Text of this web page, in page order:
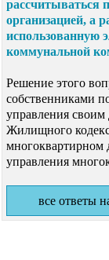
рассчитываться
организацией, а
использованную
коммунальной
Решение этого
собственниками
управления своим
Жилищного
многоквартирном
управления
все ответы